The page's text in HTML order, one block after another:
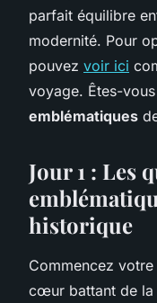
parfait équilibre
modernité. Pour
pouvez voir ici
voyage. Êtes-
emblématiques
Jour 1 : Les
historique
Commencez
cœur battant de la